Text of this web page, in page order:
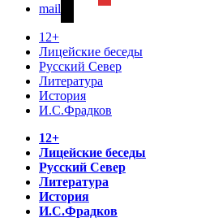
mail
12+
Лицейские беседы
Русский Север
Литература
История
И.С.Фрадков
12+
Лицейские беседы
Русский Север
Литература
История
И.С.Фрадков